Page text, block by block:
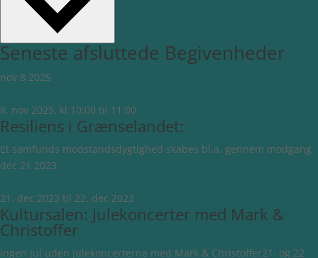
Seneste afsluttede Begivenheder
nov 8 2025
8. nov 2025, kl.10:00 til 11:00
Resiliens i Grænselandet:
Et samfunds modstandsdygtighed skabes bl.a. gennem modgang
dec 21 2023
21. dec 2023 til 22. dec 2023
Kultursalen: Julekoncerter med Mark &
Christoffer
Ingen jul uden julekoncerterne med Mark & Christoffer21. og 22.